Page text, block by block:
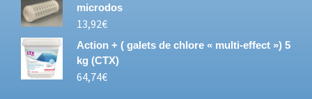
microdos
13,92€
Action + ( galets de chlore « multi-effect ») 5
kg (CTX)
64,74€